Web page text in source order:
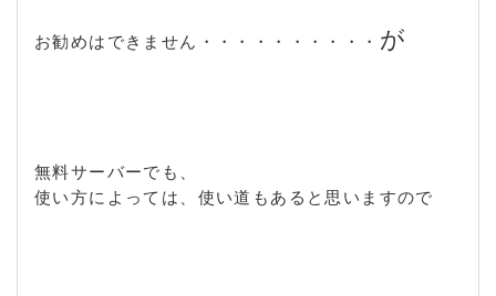
お勧めはできません・・・・・・・・・・ が
無料サーバーでも、
使い方によっては、使い道もあると思いますので